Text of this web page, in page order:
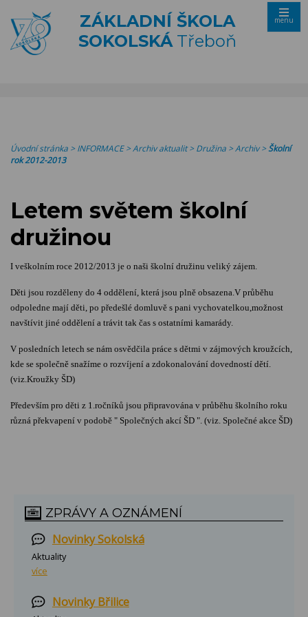
ZÁKLADNÍ ŠKOLA
SOKOLSKÁTřeboň
menu
Úvodní stránka >INFORMACE>Archiv aktualit>Družina >Archiv>Školní
rok 2012-2013
Letem světem školní
družinou
I veškolním roce 2012/2013 je o naši školní družinu veliký zájem.
Děti jsou rozděleny do 4 oddělení, která jsou plně obsazena.V průběhu
odpoledne mají děti, po předešlé domluvě s pani vychovatelkou,možnost
navštívit jiné oddělení a trávit tak čas s ostatními kamarády.
V posledních letech se nám osvědčila práce s dětmi v zájmových kroužcích,
kde se společně snažíme o rozvíjení a zdokonalování dovedností dětí.
(viz.Kroužky ŠD)
Především pro děti z 1.ročníků jsou připravována v průběhu školního roku
různá překvapení v podobě " Společných akcí ŠD ". (viz. Společné akce ŠD)
ZPRÁVY A OZNÁMENÍ
Novinky Sokolská
Aktuality
více
Novinky Břilice